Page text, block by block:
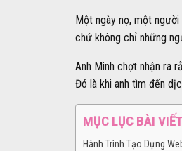
Một ngày nọ, một
chứ không chỉ những
Anh Minh chợt nhận ra
Đó là khi anh tìm đến
MỤC LỤC BÀI VIẾT
Hành Trình Tạo Dựng